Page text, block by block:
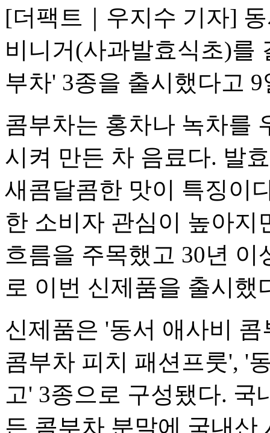
[더팩트｜우지수 기자]
비니거(사과발효식초)를
부차' 3종을 출시했다고
콤부차는 홍차나 녹차를
시켜 만든 차 음료다. 발
새콤달콤한 맛이 특징이
한 소비자 관심이 높아지
흐름을 주목했고 30년
로 이번 신제품을 출시했
신제품은 '동서 애사비
콤부차 피치 패션프룻', '
고' 3종으로 구성됐다. 국
든 콤부차 분말에 국내산